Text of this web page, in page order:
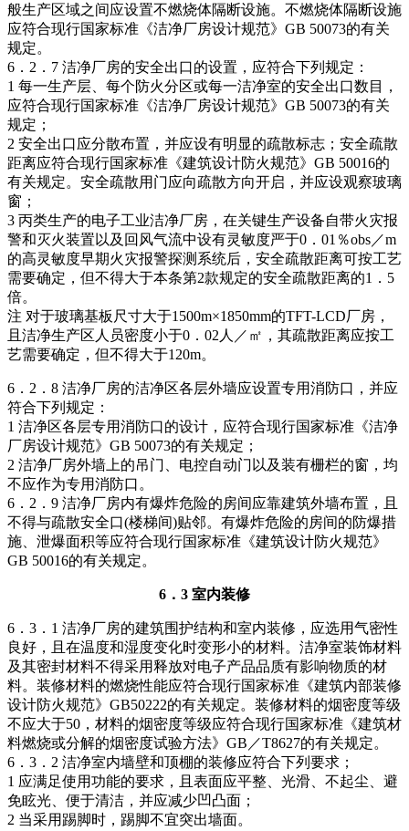
般生产区域之间应设置不燃烧体隔断设施。不燃烧体隔断设施
应符合现行国家标准《洁净厂房设计规范》GB 50073的有关
规定。
6．2．7 洁净厂房的安全出口的设置，应符合下列规定：
1 每一生产层、每个防火分区或每一洁净室的安全出口数目，
应符合现行国家标准《洁净厂房设计规范》GB 50073的有关
规定；
2 安全出口应分散布置，并应设有明显的疏散标志；安全疏散
距离应符合现行国家标准《建筑设计防火规范》GB 50016的
有关规定。安全疏散用门应向疏散方向开启，并应设观察玻璃
窗；
3 丙类生产的电子工业洁净厂房，在关键生产设备自带火灾报
警和灭火装置以及回风气流中设有灵敏度严于0．01％obs／m
的高灵敏度早期火灾报警探测系统后，安全疏散距离可按工艺
需要确定，但不得大于本条第2款规定的安全疏散距离的1．5
倍。
注 对于玻璃基板尺寸大于1500m×1850mm的TFT-LCD厂房，
且洁净生产区人员密度小于0．02人／㎡，其疏散距离应按工
艺需要确定，但不得大于120m。
6．2．8 洁净厂房的洁净区各层外墙应设置专用消防口，并应
符合下列规定：
1 洁净区各层专用消防口的设计，应符合现行国家标准《洁净
厂房设计规范》GB 50073的有关规定；
2 洁净厂房外墙上的吊门、电控自动门以及装有栅栏的窗，均
不应作为专用消防口。
6．2．9 洁净厂房内有爆炸危险的房间应靠建筑外墙布置，且
不得与疏散安全口(楼梯间)贴邻。有爆炸危险的房间的防爆措
施、泄爆面积等应符合现行国家标准《建筑设计防火规范》
GB 50016的有关规定。
6．3 室内装修
6．3．1 洁净厂房的建筑围护结构和室内装修，应选用气密性
良好，且在温度和湿度变化时变形小的材料。洁净室装饰材料
及其密封材料不得采用释放对电子产品品质有影响物质的材
料。装修材料的燃烧性能应符合现行国家标准《建筑内部装修
设计防火规范》GB50222的有关规定。装修材料的烟密度等级
不应大于50，材料的烟密度等级应符合现行国家标准《建筑材
料燃烧或分解的烟密度试验方法》GB／T8627的有关规定。
6．3．2 洁净室内墙壁和顶棚的装修应符合下列要求；
1 应满足使用功能的要求，且表面应平整、光滑、不起尘、避
免眩光、便于清洁，并应减少凹凸面；
2 当采用踢脚时，踢脚不宜突出墙面。